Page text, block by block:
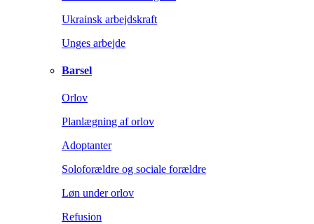
Ukrainsk arbejdskraft
Unges arbejde
Barsel
Orlov
Planlægning af orlov
Adoptanter
Soloforældre og sociale forældre
Løn under orlov
Refusion